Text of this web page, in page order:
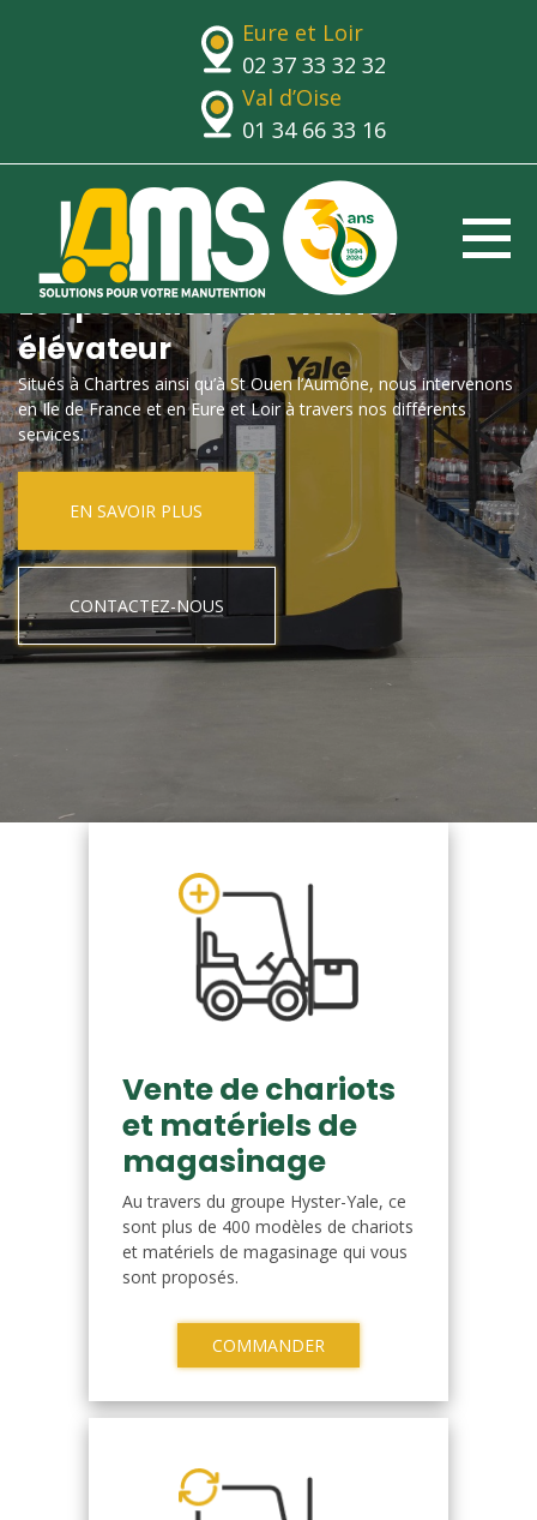
Eure et Loir
02 37 33 32 32
Val d’Oise
01 34 66 33 16
Le spécialiste du chariot
élévateur
Situés à Chartres ainsi qu’à St Ouen l’Aumône, nous intervenons
en Ile de France et en Eure et Loir à travers nos différents
services.
EN SAVOIR PLUS
CONTACTEZ-NOUS
Vente de chariots
et matériels de
magasinage
Au travers du groupe Hyster-Yale, ce
sont plus de 400 modèles de chariots
et matériels de magasinage qui vous
sont proposés.
COMMANDER